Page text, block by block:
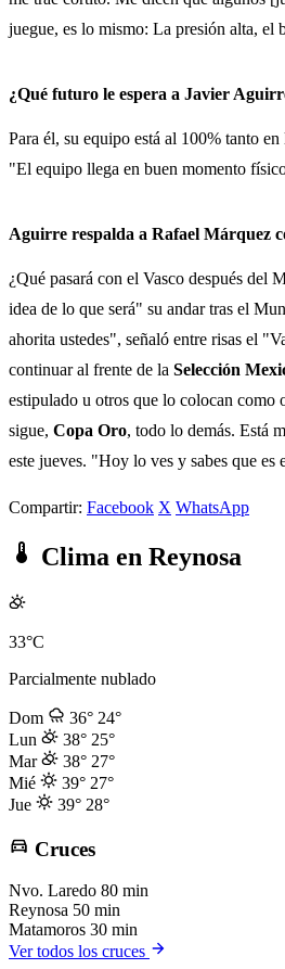
juegue, es lo mismo: La presión alta,
¿Qué futuro le espera a Javier
Para él, su equipo está al 100% tanto
"El equipo llega en buen momento
Aguirre respalda a Rafael Márquez
¿Qué pasará con el Vasco después
idea de lo que será" su andar tras el
ahorita ustedes", señaló entre risas el
continuar al frente de la Selección
estipulado u otros que lo colocan como
sigue, Copa Oro, todo lo demás. Está
este jueves. "Hoy lo ves y sabes que
Compartir: Facebook X WhatsApp
Clima en Reynosa
33°C
Parcialmente nublado
Dom 36° 24°
Lun
38° 25°
Mar
38° 27°
Mié
39° 27°
Jue
39° 28°
Cruces
Nvo. Laredo 80 min
Reynosa 50 min
Matamoros 30 min
Ver todos los cruces